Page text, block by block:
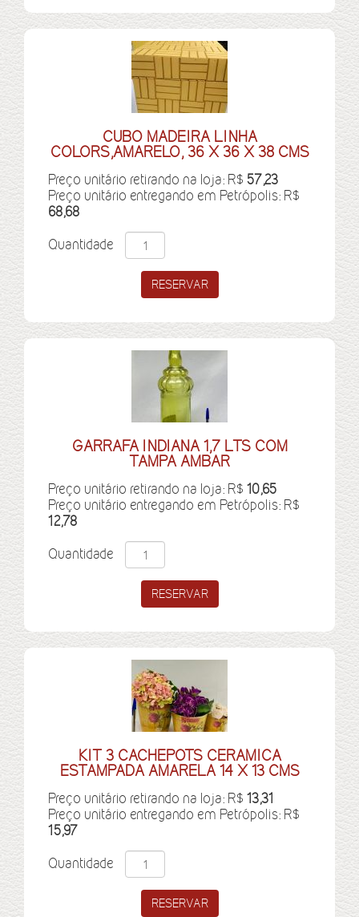
CUBO MADEIRA LINHA
COLORS,AMARELO, 36 X 36 X 38 CMS
Preço unitário retirando na loja: R$ 57,23
Preço unitário entregando em Petrópolis: R$
68,68
Quantidade
GARRAFA INDIANA 1,7 LTS COM
TAMPA AMBAR
Preço unitário retirando na loja: R$ 10,65
Preço unitário entregando em Petrópolis: R$
12,78
Quantidade
KIT 3 CACHEPOTS CERAMICA
ESTAMPADA AMARELA 14 X 13 CMS
Preço unitário retirando na loja: R$ 13,31
Preço unitário entregando em Petrópolis: R$
15,97
Quantidade